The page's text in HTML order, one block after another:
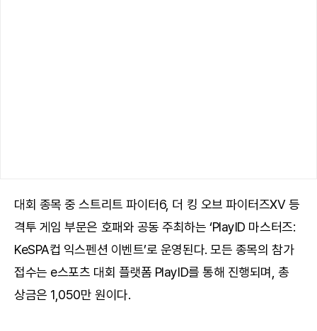
대회 종목 중 스트리트 파이터6, 더 킹 오브 파이터즈XV 등
격투 게임 부문은 호패와 공동 주최하는 ‘PlayID 마스터즈:
KeSPA컵 익스펜션 이벤트’로 운영된다. 모든 종목의 참가
접수는 e스포츠 대회 플랫폼 PlayID를 통해 진행되며, 총
상금은 1,050만 원이다.